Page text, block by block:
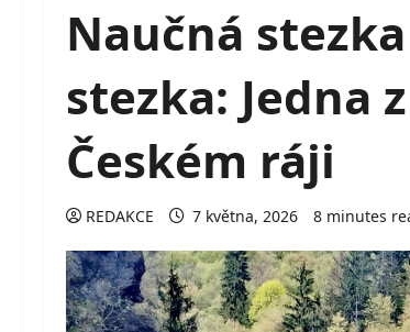
Naučná
stezka: Jedna
Českém ráji
REDAKCE 7 května, 2026 8 minutes